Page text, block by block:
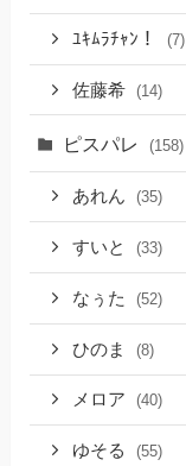
ﾕｷﾑﾗﾁｬﾝ！ (7)
佐藤希 (14)
ピスパレ (158)
あれん (35)
すいと (33)
なぅた (52)
ひのま (8)
メロア (40)
ゆそる (55)